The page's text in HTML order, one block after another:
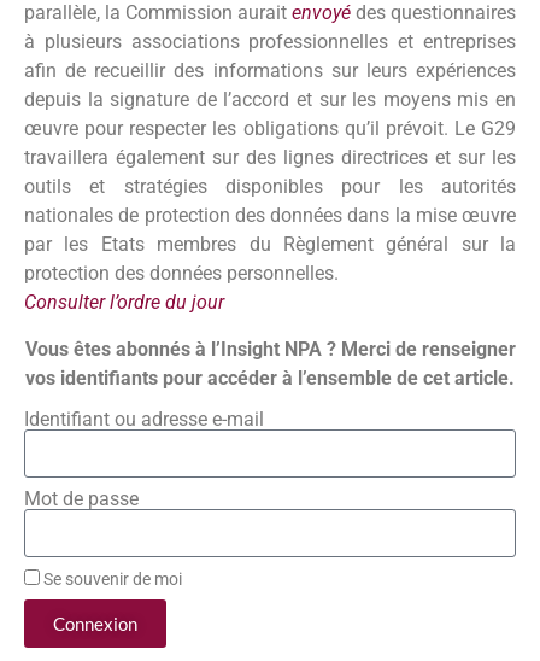
parallèle, la Commission aurait envoyé des questionnaires
à plusieurs associations professionnelles et entreprises
afin de recueillir des informations sur leurs expériences
depuis la signature de l’accord et sur les moyens mis en
œuvre pour respecter les obligations qu’il prévoit. Le G29
travaillera également sur des lignes directrices et sur les
outils et stratégies disponibles pour les autorités
nationales de protection des données dans la mise œuvre
par les Etats membres du Règlement général sur la
protection des données personnelles.
Consulter l’ordre du jour
Vous êtes abonnés à l’Insight NPA ? Merci de renseigner
vos identifiants pour accéder à l’ensemble de cet article.
Identifiant ou adresse e-mail
Mot de passe
Se souvenir de moi
Connexion